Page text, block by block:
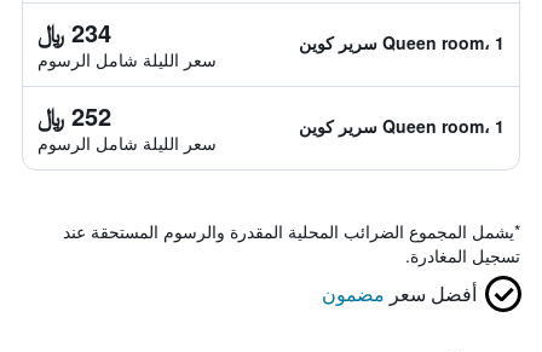
Queen room، 1 سرير كوين 234 ﷼
سعر الليلة شامل الرسوم
Queen room، 1 سرير كوين 252 ﷼
سعر الليلة شامل الرسوم
*يشمل المجموع الضرائب المحلية المقدرة والرسوم المستحقة عند
تسجيل المغادرة.
أفضل سعر مضمون